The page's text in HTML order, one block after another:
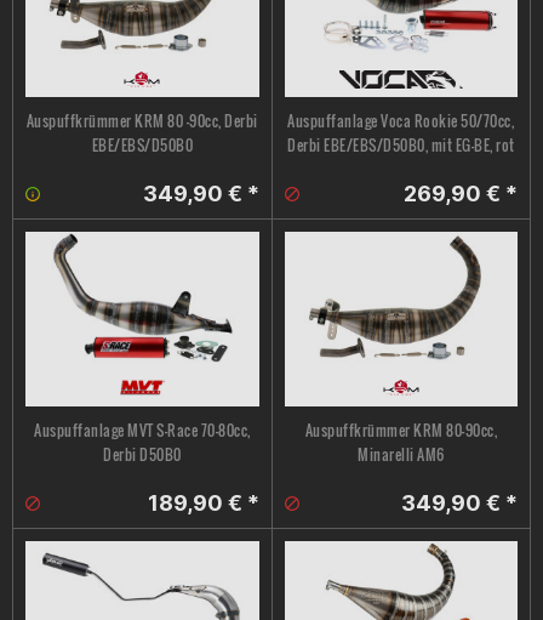
Auspuffkrümmer KRM 80 -90cc, Derbi
EBE/EBS/D50B0
349,90 € *
Auspuffanlage Voca Rookie 50/70cc,
Derbi EBE/EBS/D50B0, mit EG-BE, rot
269,90 € *
Auspuffanlage MVT S-Race 70-80cc,
Derbi D50B0
189,90 € *
Auspuffkrümmer KRM 80-90cc,
Minarelli AM6
349,90 € *